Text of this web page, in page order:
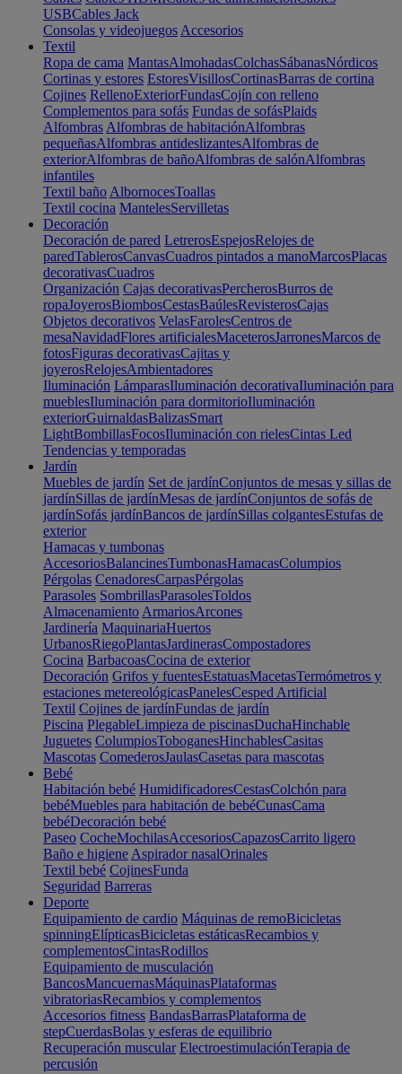
USBCables Jack
Consolas y videojuegos Accesorios
Textil
Ropa de cama MantasAlmohadasColchasSábanasNórdicos
Cortinas y estores EstoresVisillosCortinasBarras de cortina
Cojines RellenoExteriorFundasCojín con relleno
Complementos para sofás Fundas de sofásPlaids
Alfombras Alfombras de habitaciónAlfombras
pequeñasAlfombras antideslizantesAlfombras de
exteriorAlfombras de bañoAlfombras de salónAlfombras
infantiles
Textil baño AlbornocesToallas
Textil cocina MantelesServilletas
Decoración
Decoración de pared LetrerosEspejosRelojes de
paredTablerosCanvasCuadros pintados a manoMarcosPlacas
decorativasCuadros
Organización Cajas decorativasPercherosBurros de
ropaJoyerosBiombosCestasBaúlesRevisterosCajas
Objetos decorativos VelasFarolesCentros de
mesaNavidadFlores artificialesMaceterosJarronesMarcos de
fotosFiguras decorativasCajitas y
joyerosRelojesAmbientadores
Iluminación LámparasIluminación decorativaIluminación para
mueblesIluminación para dormitorioIluminación
exteriorGuirnaldasBalizasSmart
LightBombillasFocosIluminación con rielesCintas Led
Tendencias y temporadas
Jardín
Muebles de jardín Set de jardínConjuntos de mesas y sillas de
jardínSillas de jardínMesas de jardínConjuntos de sofás de
jardínSofás jardínBancos de jardínSillas colgantesEstufas de
exterior
Hamacas y tumbonas
AccesoriosBalancinesTumbonasHamacasColumpios
Pérgolas CenadoresCarpasPérgolas
Parasoles SombrillasParasolesToldos
Almacenamiento ArmariosArcones
Jardinería MaquinariaHuertos
UrbanosRiegoPlantasJardinerasCompostadores
Cocina BarbacoasCocina de exterior
Decoración Grifos y fuentesEstatuasMacetasTermómetros y
estaciones metereológicasPanelesCesped Artificial
Textil Cojines de jardínFundas de jardín
Piscina PlegableLimpieza de piscinasDuchaHinchable
Juguetes ColumpiosToboganesHinchablesCasitas
Mascotas ComederosJaulasCasetas para mascotas
Bebé
Habitación bebé HumidificadoresCestasColchón para
bebéMuebles para habitación de bebéCunasCama
bebéDecoración bebé
Paseo CocheMochilasAccesoriosCapazosCarrito ligero
Baño e higiene Aspirador nasalOrinales
Textil bebé CojinesFunda
Seguridad Barreras
Deporte
Equipamiento de cardio Máquinas de remoBicicletas
spinningElípticasBicicletas estáticasRecambios y
complementosCintasRodillos
Equipamiento de musculación
BancosMancuernasMáquinasPlataformas
vibratoriasRecambios y complementos
Accesorios fitness BandasBarrasPlataforma de
stepCuerdasBolas y esferas de equilibrio
Recuperación muscular ElectroestimulaciónTerapia de
percusión